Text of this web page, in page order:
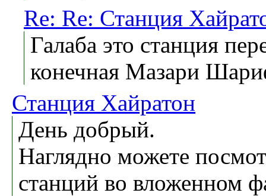
Re: Re: Станция
Галаба это станция
конечная Мазари
Станция Хайратон
День добрый.
Наглядно можете
станций во вложенном